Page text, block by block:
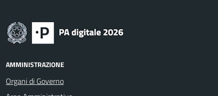
AMMINISTRAZIONE
Organi di Governo